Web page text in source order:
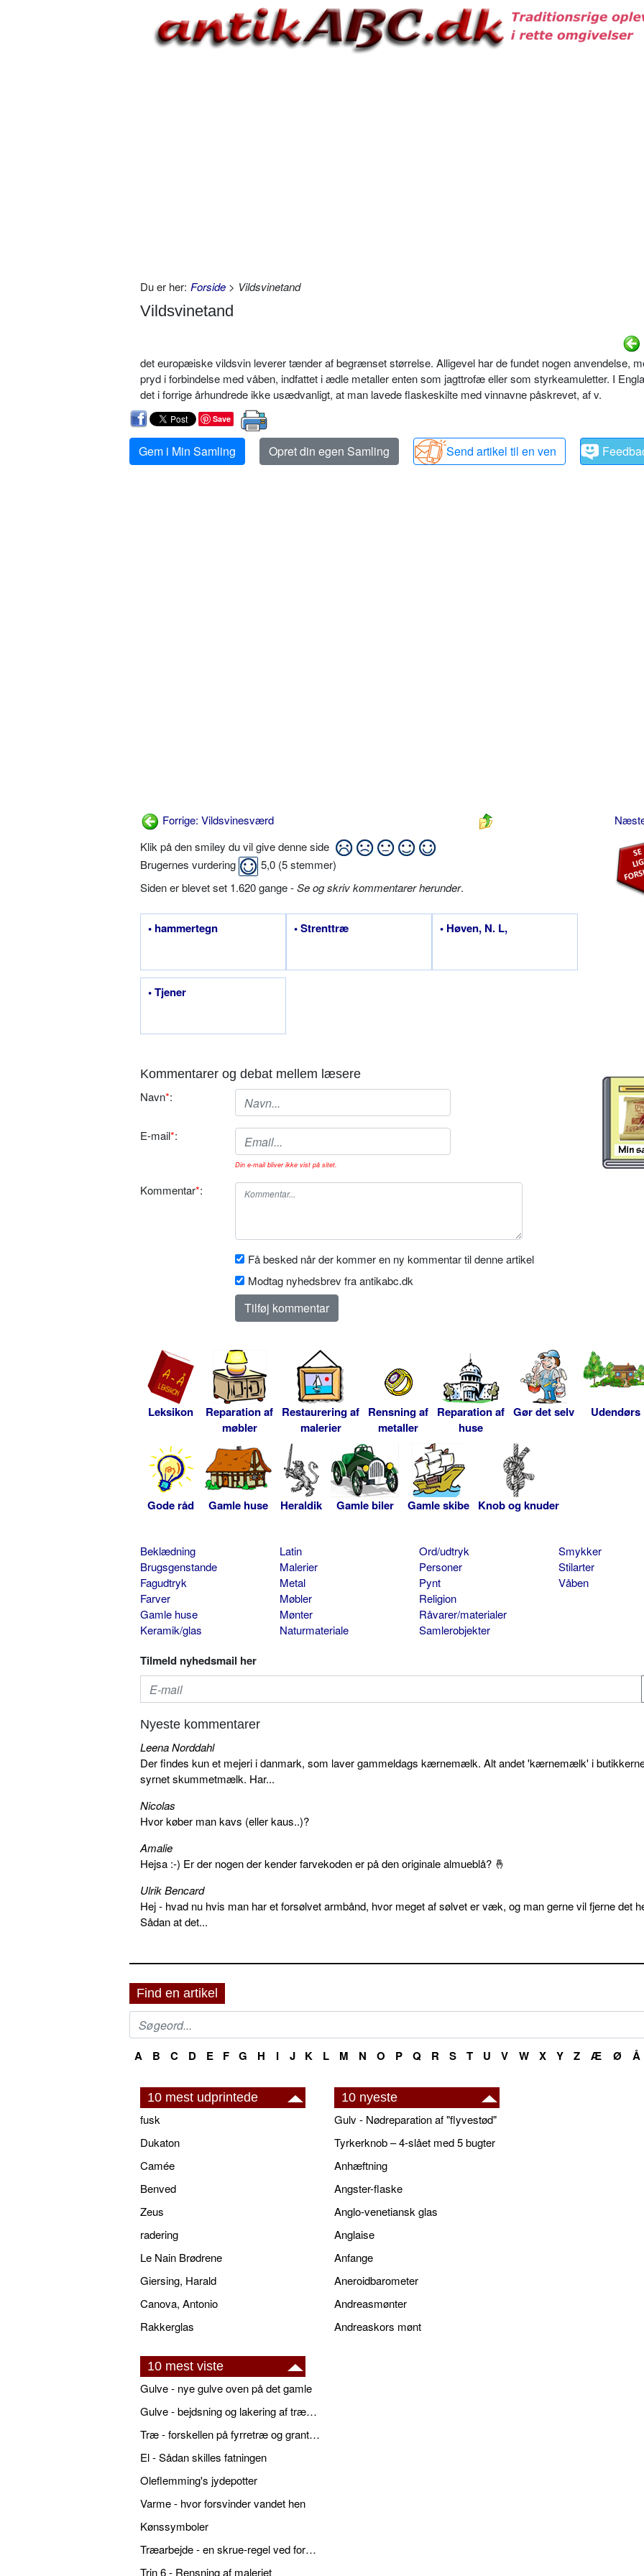
Du er her: Forside > Vildsvinetand
Vildsvinetand
det europæiske vildsvin leverer tænder af begrænset størrelse. Alligevel har de fundet nogen anvendelse,
pryd i forbindelse med våben, indfattet i ædle metaller enten som jagttrofæ eller som styrkeamuletter. I
det i forrige århundrede ikke usædvanligt, at man lavede flaskeskilte med vinnavne påskrevet, af v.
Save
Gem i Min Samling Opret din egen Samling Send artikel til en ven
Forrige: Vildsvinesværd
Klik på den smiley du vil give denne side
Brugernes vurdering
5,0 (5stemmer)
Siden er blevet set 1.620 gange -Se og skriv kommentarer herunder.
• hammertegn • Strenttræ • Høven, N. L,
• Tjener
Kommentarer og debat mellem læsere
Navn*:
E-mail*:
Din e-mail bliver ikke vist på sitet.
Kommentar*:
Få besked når der kommer en ny kommentar til denne artikel
Modtag nyhedsbrev fra antikabc.dk
Leksikon
Reparation af
møbler
Restaurering af
malerier
Rensning af
metaller
Reparation af
huse
Gør det selv Udendørs
Gode råd Gamle huse Heraldik Gamle biler Gamle skibe Knob og knuder
Beklædning
Brugsgenstande
Fagudtryk
Farver
Gamle huse
Keramik/glas
Latin
Malerier
Metal
Møbler
Mønter
Naturmateriale
Ord/udtryk
Personer
Pynt
Religion
Råvarer/materialer
Samlerobjekter
Smykker
Stilarter
Våben
Tilmeld nyhedsmail her
Nyeste kommentarer
Leena Norddahl
Der findes kun et mejeri i danmark, som laver gammeldags kærnemælk. Alt andet 'kærnemælk' i
syrnet skummetmælk. Har...
Nicolas
Hvor køber man kavs (eller kaus..)?
Amalie
Hejsa :-) Er der nogen der kender farvekoden er på den originale almueblå? 🤞
Ulrik Bencard
Hej - hvad nu hvis man har et forsølvet armbånd, hvor meget af sølvet er væk, og man gerne vil fjerne det
Sådan at det...
Find en artikel
A B C D E F G H I J K L M N O P Q R S T U V W X Y Z Æ Ø Å
10 mest udprintede
fusk
Dukaton
Camée
Benved
Zeus
radering
Le Nain Brødrene
Giersing, Harald
Canova, Antonio
Rakkerglas
10 nyeste
Gulv - Nødreparation af "flyvestød"
Tyrkerknob – 4-slået med 5 bugter
Anhæftning
Angster-flaske
Anglo-venetiansk glas
Anglaise
Anfange
Aneroidbarometer
Andreasmønter
Andreaskors mønt
10 mest viste
Gulve - nye gulve oven på det gamle
Gulve - bejdsning og lakering af trægulve
Træ - forskellen på fyrretræ og grantræ
El - Sådan skilles fatningen
Oleflemming's jydepotter
Varme - hvor forsvinder vandet hen
Kønssymboler
Træarbejde - en skrue-regel ved forboring
Trin 6 - Rensning af maleriet